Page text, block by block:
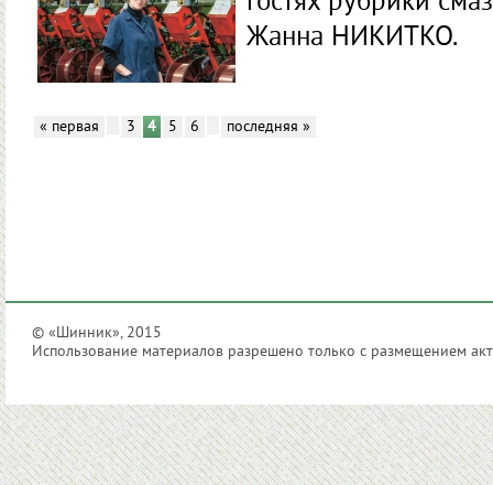
Жанна НИКИТКО.
« первая 3 4 5 6 последняя »
© «Шинник», 2015
Использование материалов разрешено только с размещением